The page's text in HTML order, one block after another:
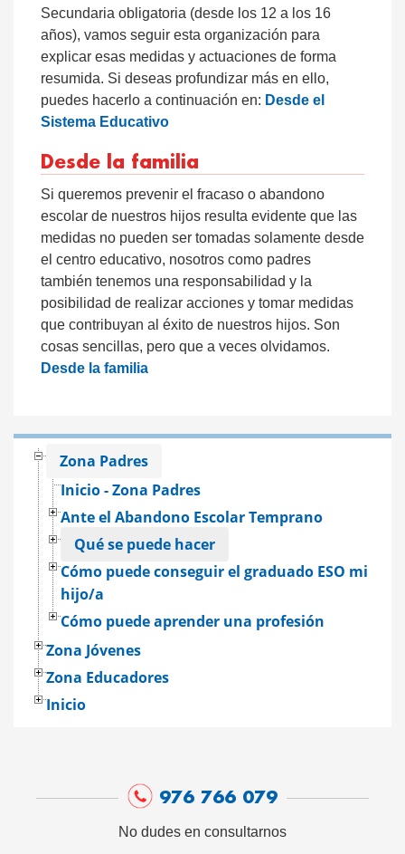
Zona Padres
Inicio - Zona Padres
Ante el Abandono Escolar Temprano
Qué se puede hacer
Cómo puede conseguir el graduado ESO mi
hijo/a
Cómo puede aprender una profesión
Zona Jóvenes
Zona Educadores
Inicio
Secundaria obligatoria (desde los 12 a los 16
años), vamos seguir esta organización para
explicar esas medidas y actuaciones de forma
resumida. Si deseas profundizar más en ello,
puedes hacerlo a continuación en: Desde el
Sistema Educativo
Desde la familia
Si queremos prevenir el fracaso o abandono
escolar de nuestros hijos resulta evidente que las
medidas no pueden ser tomadas solamente desde
el centro educativo, nosotros como padres
también tenemos una responsabilidad y la
posibilidad de realizar acciones y tomar medidas
que contribuyan al éxito de nuestros hijos. Son
cosas sencillas, pero que a veces olvidamos.
Desde la familia
976 766 079
No dudes en consultarnos